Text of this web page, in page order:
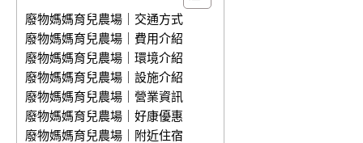
廢物媽媽育兒農場｜交通方式
廢物媽媽育兒農場｜費用介紹
廢物媽媽育兒農場｜環境介紹
廢物媽媽育兒農場｜設施介紹
廢物媽媽育兒農場｜營業資訊
廢物媽媽育兒農場｜好康優惠
廢物媽媽育兒農場｜附近住宿